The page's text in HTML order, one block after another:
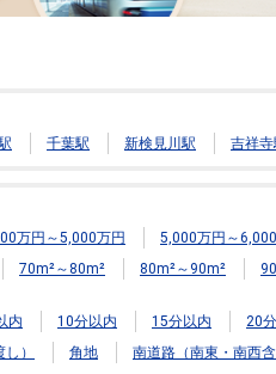
千葉駅 新検見川駅 吉祥寺
万円～5,000万円 5,000万円～
70m²～80m² 80m²～90m²
内 10分以内 15分以内 20
） 角地 南道路（南東・南西含